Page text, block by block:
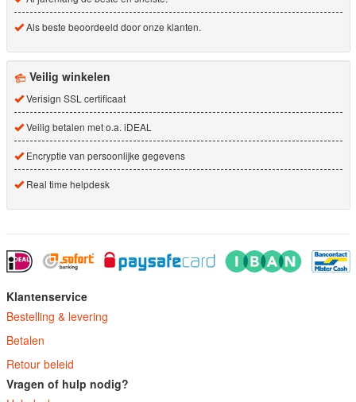
Als beste beoordeeld door onze klanten.
Veilig winkelen
Verisign SSL certificaat
Veilig betalen met o.a. iDEAL
Encryptie van persoonlijke gegevens
Real time helpdesk
Klantenservice
Bestelling & levering
Betalen
Retour beleid
Vragen of hulp nodig?